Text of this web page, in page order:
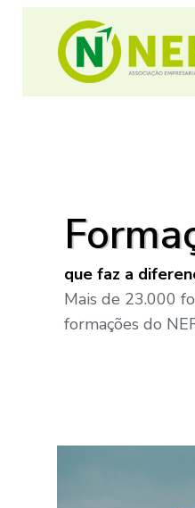
que faz a
Mais de 23.000
formações do